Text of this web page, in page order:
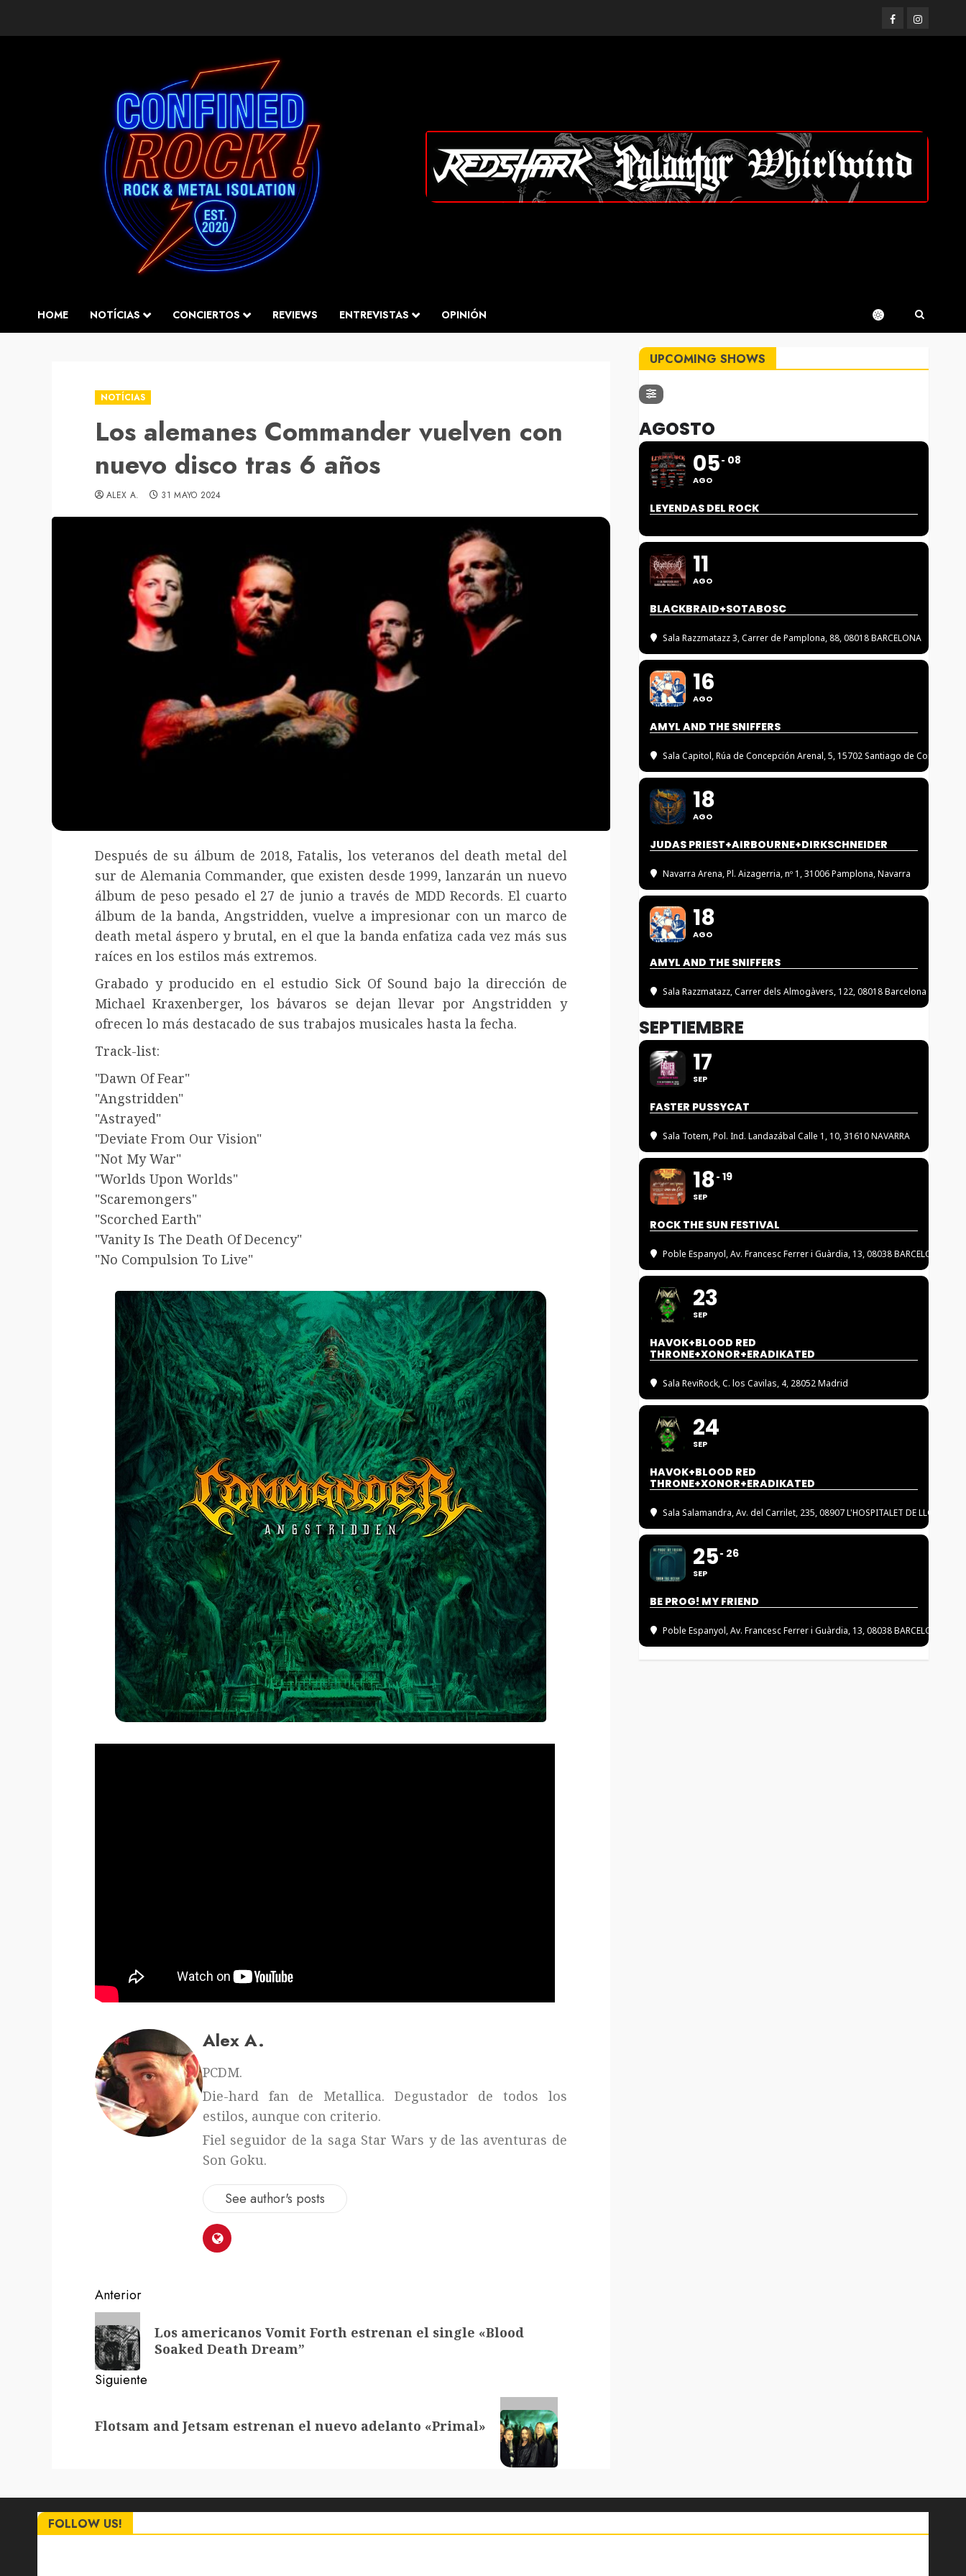
FacebookInstagram
HOME NOTÍCIAS CONCIERTOS REVIEWS ENTREVISTAS OPINIÓN
NOTÍCIAS
Los alemanes Commander vuelven con
nuevo disco tras 6 años
ALEX A. 31 MAYO 2024
Después de su álbum de 2018, Fatalis, los veteranos del death metal del
sur de Alemania Commander, que existen desde 1999, lanzarán un nuevo
álbum de peso pesado el 27 de junio a través de MDD Records. El cuarto
álbum de la banda, Angstridden, vuelve a impresionar con un marco de
death metal áspero y brutal, en el que la banda enfatiza cada vez más sus
raíces en los estilos más extremos.
Grabado y producido en el estudio Sick Of Sound bajo la dirección de
Michael Kraxenberger, los bávaros se dejan llevar por Angstridden y
ofrecen lo más destacado de sus trabajos musicales hasta la fecha.
Track-list:
"Dawn Of Fear"
"Angstridden"
"Astrayed"
"Deviate From Our Vision"
"Not My War"
"Worlds Upon Worlds"
"Scaremongers"
"Scorched Earth"
"Vanity Is The Death Of Decency"
"No Compulsion To Live"
Alex A.
PCDM.
Die-hard fan de Metallica. Degustador de todos los
estilos, aunque con criterio.
Fiel seguidor de la saga Star Wars y de las aventuras de
Son Goku.
See author's posts
Navegación
de
entradas
Anterior
Entrada
anterior:
Los americanos Vomit Forth estrenan el single «Blood
Soaked Death Dream”
Siguiente
entrada:
Flotsam and Jetsam estrenan el nuevo adelanto «Primal»
UPCOMING SHOWS
AGOSTO
05
AGO
08
LEYENDAS DEL ROCK
11
AGO
BLACKBRAID+SOTABOSC
Sala Razzmatazz 3, Carrer de Pamplona, 88, 08018 BARCELONA
16
AGO
AMYL AND THE SNIFFERS
Sala Capitol, Rúa de Concepción Arenal, 5, 15702 Santiago de
18
AGO
JUDAS PRIEST+AIRBOURNE+DIRKSCHNEIDER
Navarra Arena, Pl. Aizagerria, nº 1, 31006 Pamplona, Navarra
18
AGO
AMYL AND THE SNIFFERS
Sala Razzmatazz, Carrer dels Almogàvers, 122, 08018 Barcelona
SEPTIEMBRE
17
SEP
FASTER PUSSYCAT
Sala Totem, Pol. Ind. Landazábal Calle 1, 10, 31610 NAVARRA
18
SEP
19
ROCK THE SUN FESTIVAL
Poble Espanyol, Av. Francesc Ferrer i Guàrdia, 13, 08038 BARCELONA
23
SEP
HAVOK+BLOOD RED
THRONE+XONOR+ERADIKATED
Sala ReviRock, C. los Cavilas, 4, 28052 Madrid
24
SEP
HAVOK+BLOOD RED
THRONE+XONOR+ERADIKATED
Sala Salamandra, Av. del Carrilet, 235, 08907 L'HOSPITALET DE LLOBREGAT
25
SEP
26
BE PROG! MY FRIEND
Poble Espanyol, Av. Francesc Ferrer i Guàrdia, 13, 08038 BARCELONA
FOLLOW US!